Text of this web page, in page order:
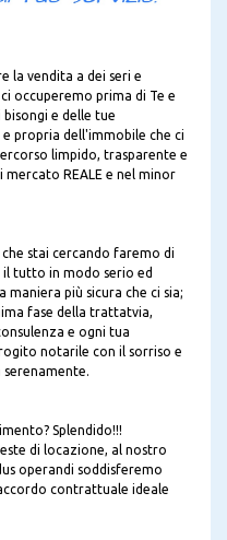
la vendita a dei seri e
occuperemo prima di Te e
e delle tue
propria dell'immobile che ci
limpido, trasparente e
REALE e nel minor
stai cercando faremo di
tutto in modo serio ed
maniera più sicura che ci sia;
fase della trattatvia,
e ogni tua
notarile con il sorriso e
Splendido!!!
di locazione, al nostro
operandi soddisferemo
contrattuale ideale